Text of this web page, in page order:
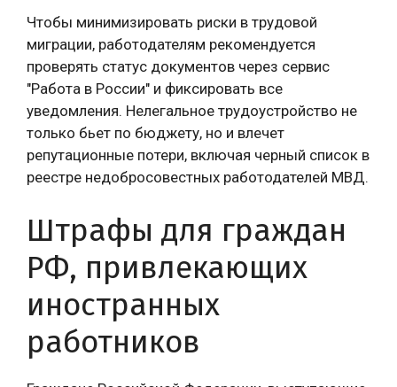
Чтобы минимизировать риски в трудовой
миграции, работодателям рекомендуется
проверять статус документов через сервис
"Работа в России" и фиксировать все
уведомления. Нелегальное трудоустройство не
только бьет по бюджету, но и влечет
репутационные потери, включая черный список в
реестре недобросовестных работодателей МВД.
Штрафы для граждан
РФ, привлекающих
иностранных
работников